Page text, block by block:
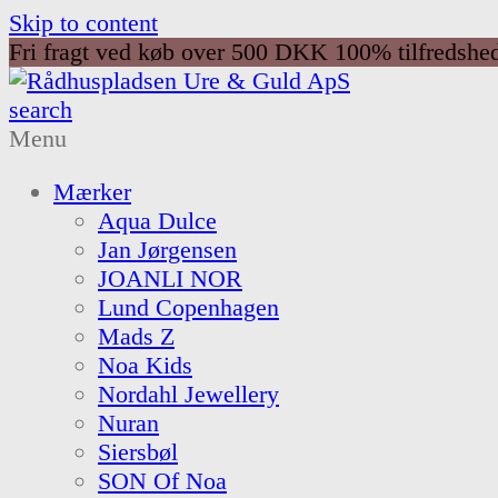
Skip to content
Fri fragt ved køb over 500 DKK 100%
search
Menu
Mærker
Aqua Dulce
Jan Jørgensen
JOANLI NOR
Lund Copenhagen
Mads Z
Noa Kids
Nordahl Jewellery
Nuran
Siersbøl
SON Of Noa